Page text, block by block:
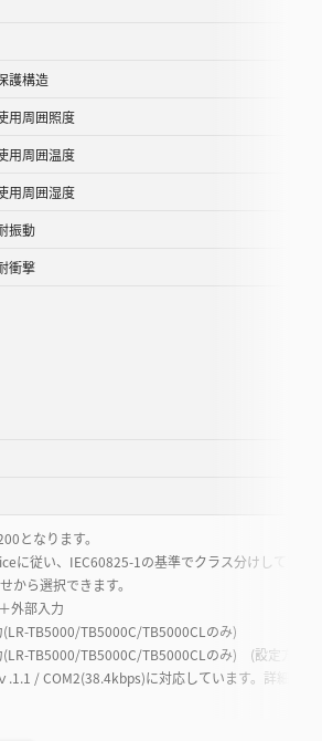
護構造
用周囲照度
用周囲温度
用周囲湿度
振動
衝撃
となります。
に従い、IEC60825-1の基準でクラス分けしていま
から選択できます。
外部入力
TB5000/TB5000C/TB5000CLのみ)
TB5000/TB5000C/TB5000CLのみ) (設定方法
/ COM2(38.4kbps)に対応しています。詳細に